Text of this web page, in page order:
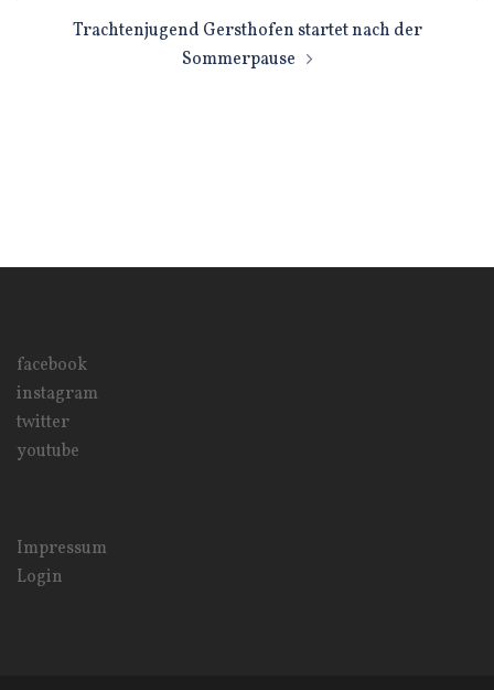
Trachtenjugend Gersthofen startet nach der
Sommerpause
facebook
instagram
twitter
youtube
Impressum
Login